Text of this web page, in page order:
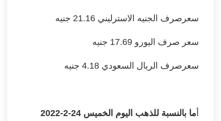
سعرصرف الجنيه الاسترليني 21.16 جنيه
سعر صرف اليورو 17.69 جنيه
سعرصرف الريال السعودي 4.18 جنيه
أما بالنسبة للذهب اليوم الخميس 24-2-2022